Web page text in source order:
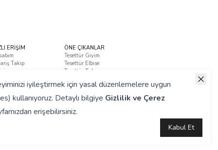
iyileştirmek için yasal düzenlemelere uygun
kullanıyoruz. Detaylı bilgiye Gizlilik ve Çerez
erişebilirsiniz.
Kabul Et
ERİŞİM
Takip
ÖNE ÇIKANLAR
Tesettür Giyim
Tesettür Elbise
Tesettür Takım